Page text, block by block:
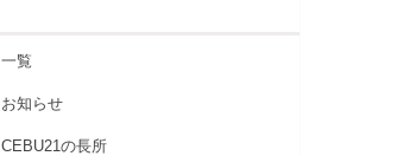
一覧
お知らせ
CEBU21の長所